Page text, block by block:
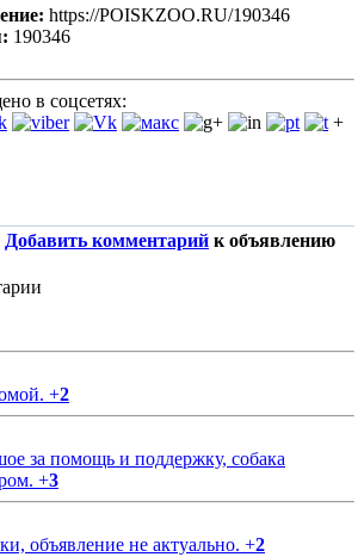
https://POISKZOO.RU/190346
190346
в соцсетях:
+
Добавить комментарий к объявлению
+2
за помощь и поддержку, собака
+3
объявление не актуально. +2